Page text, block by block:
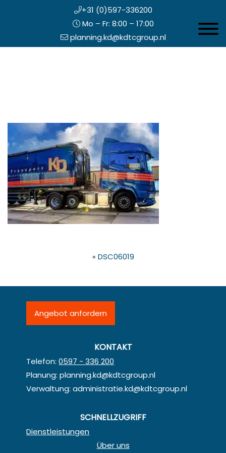
+31 (0)597-336200
Mo – Fr: 8:00 – 17:00
planning.kd@kdtcgroup.nl
« DSC06019
Angebot anfordern
KONTAKT
Telefon:0597 - 336 200
Planung:planning.kd@kdtcgroup.nl
Verwaltung:administratie.kd@kdtcgroup.nl
SCHNELLZUGRIFF
Dienstleistungen
Über uns